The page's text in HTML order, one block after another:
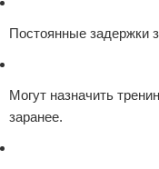
Постоянные задержки
Могут назначить
заранее.